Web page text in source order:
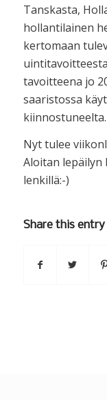
Tanskasta,
hollantilainen
kertomaan
tavoitteena jo
saaristossa
kiinnostuneelta.
Nyt tulee
Aloitan lepäilyn
lenkillä:-)
Share this entry